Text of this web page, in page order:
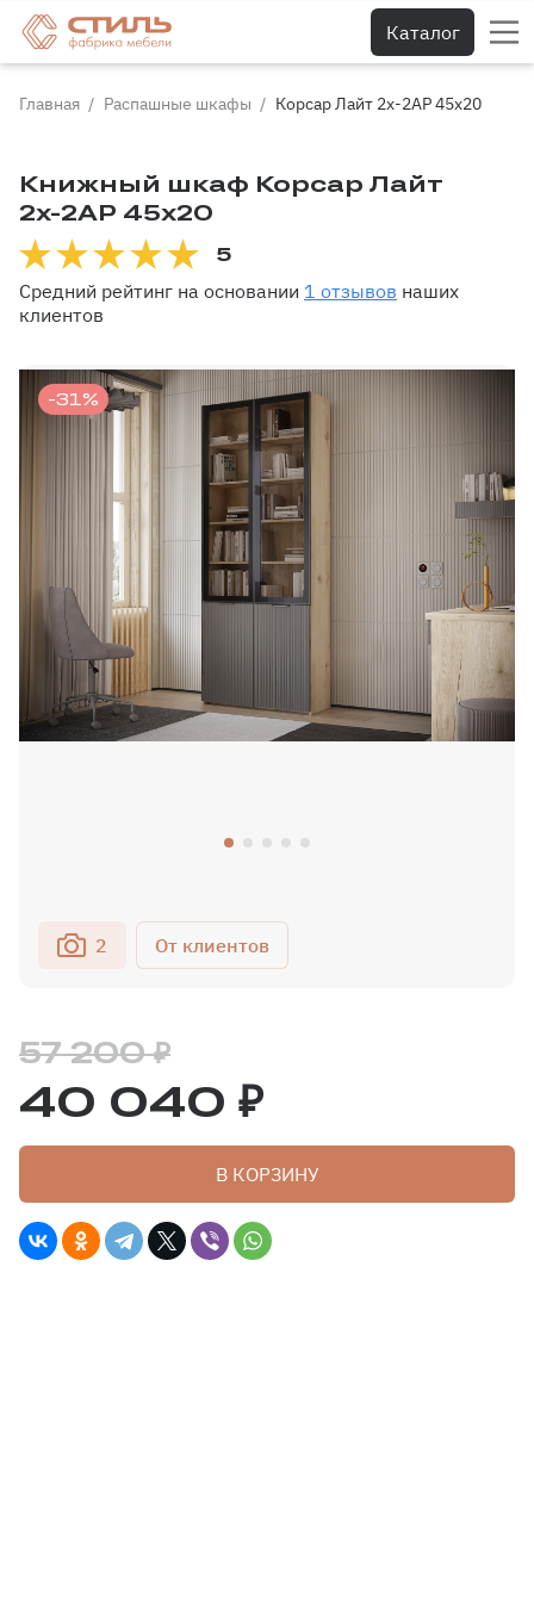
Каталог
Главная Распашные шкафы Корсар Лайт 2х-2АР 45х20
-31%
2
Книжный шкаф Корсар Лайт
2х-2АР 45х20
5
Средний рейтинг на основании 1 отзывов наших
клиентов
57 200 ₽
40 040 ₽
В КОРЗИНУ